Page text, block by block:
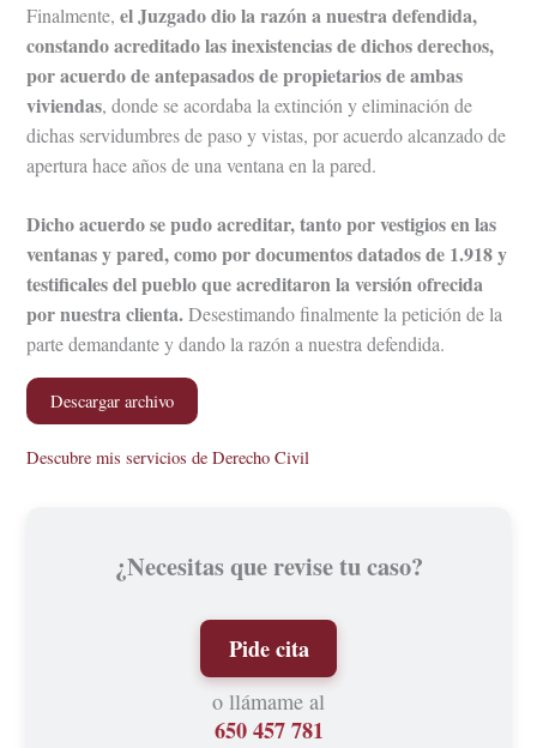
Finalmente,el Juzgado dio la razón a nuestra defendida,
constando acreditado las inexistencias de dichos derechos,
por acuerdo de antepasados de propietarios de ambas
viviendas, donde se acordaba la extinción y eliminación de
dichas servidumbres de paso y vistas, por acuerdo alcanzado de
apertura hace años de una ventana en la pared.
Dicho acuerdo se pudo acreditar, tanto por vestigios en las
ventanas y pared, como por documentos datados de 1.918 y
testificales del pueblo que acreditaron la versión ofrecida
por nuestra clienta.Desestimando finalmente la petición de la
parte demandante y dando la razón a nuestra defendida.
Descargar archivo
Descubre mis servicios de Derecho Civil
¿Necesitas que revise tu caso?
Pide cita
o llámame al
650 457 781